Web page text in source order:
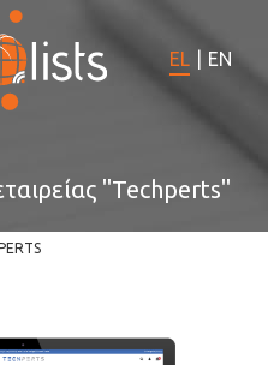
EL EN
"Techperts"